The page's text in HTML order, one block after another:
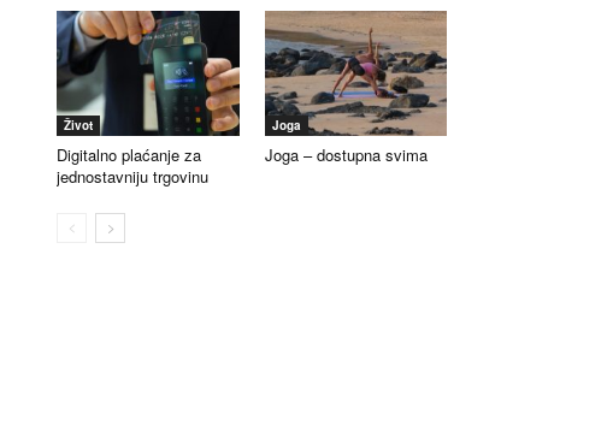
Život
Digitalno plaćanje za
jednostavniju trgovinu
Joga
Joga – dostupna svima